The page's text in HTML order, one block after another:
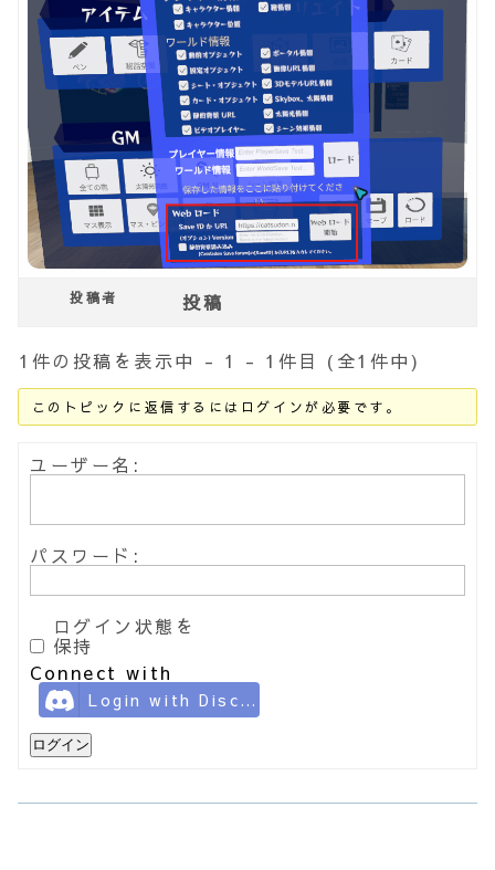
投稿者 投稿
1件の投稿を表示中 - 1 - 1件目 (全1件中)
このトピックに返信するにはログインが必要です。
ユーザー名:
パスワード:
ログイン状態を
保持
Connect with
Login with Discord
ログイン